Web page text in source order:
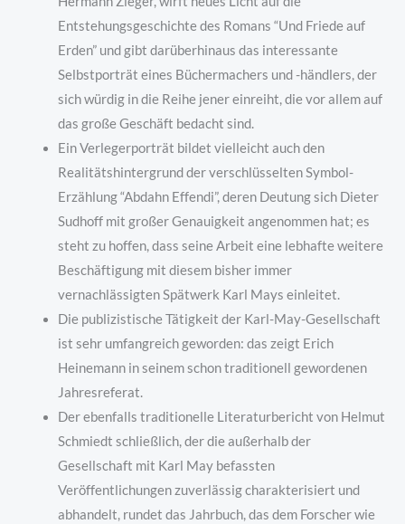
Entstehungsgeschichte des Romans “Und Friede auf
Erden” und gibt darüberhinaus das interessante
Selbstporträt eines Büchermachers und -händlers, der
sich würdig in die Reihe jener einreiht, die vor allem auf
das große Geschäft bedacht sind.
Ein Verlegerporträt bildet vielleicht auch den
Realitätshintergrund der verschlüsselten Symbol-
Erzählung “Abdahn Effendi”, deren Deutung sich Dieter
Sudhoff mit großer Genauigkeit angenommen hat; es
steht zu hoffen, dass seine Arbeit eine lebhafte weitere
Beschäftigung mit diesem bisher immer
vernachlässigten Spätwerk Karl Mays einleitet.
Die publizistische Tätigkeit der Karl-May-Gesellschaft
ist sehr umfangreich geworden: das zeigt Erich
Heinemann in seinem schon traditionell gewordenen
Jahresreferat.
Der ebenfalls traditionelle Literaturbericht von Helmut
Schmiedt schließlich, der die außerhalb der
Gesellschaft mit Karl May befassten
Veröffentlichungen zuverlässig charakterisiert und
abhandelt, rundet das Jahrbuch, das dem Forscher wie